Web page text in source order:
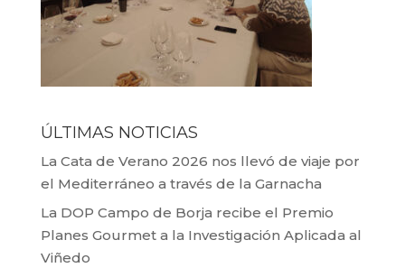
ÚLTIMAS NOTICIAS
La Cata de Verano 2026 nos llevó de viaje por
el Mediterráneo a través de la Garnacha
La DOP Campo de Borja recibe el Premio
Planes Gourmet a la Investigación Aplicada al
Viñedo